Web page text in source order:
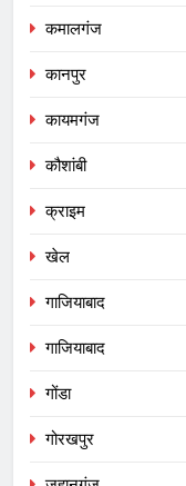
कमालगंज
कानपुर
कायमगंज
कौशांबी
क्राइम
खेल
गाजियाबाद
गाजियाबाद
गोंडा
गोरखपुर